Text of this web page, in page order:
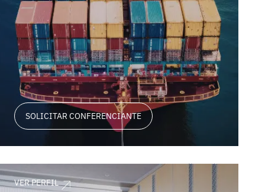
SOLICITAR CONFERENCIANTE
VER PERFIL